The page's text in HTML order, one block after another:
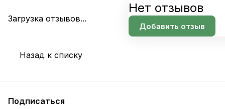
Загрузка отзывов...
Нет отзывов
Добавить отзыв
Назад к списку
Подписаться